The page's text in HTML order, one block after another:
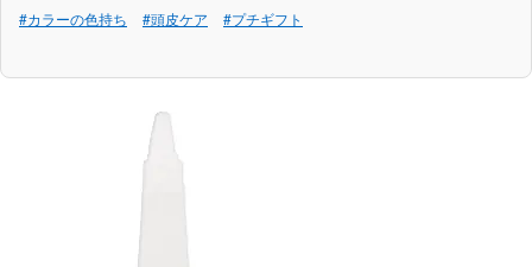
#カラーの色持ち #頭皮ケア #プチギフト